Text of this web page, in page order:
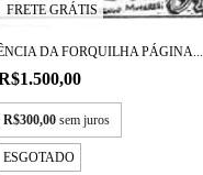
FRETE GRÁTIS
DA FORQUILHA PÁGINA...
R$300,00 sem juros
ESGOTADO